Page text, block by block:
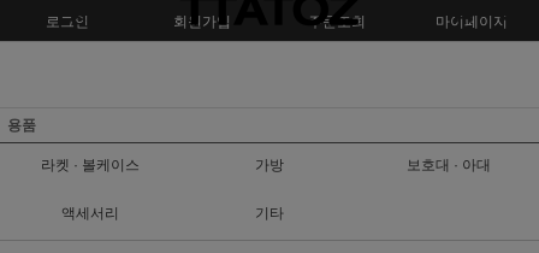
로그인 회원가입 주문조회 마이페이지
용품
라켓 · 볼케이스 가방 보호대 · 아대
액세서리 기타